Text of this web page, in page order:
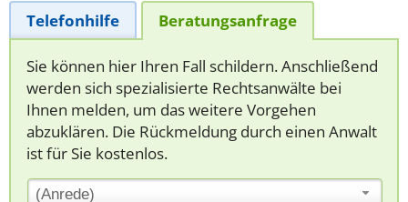
Telefonhilfe Beratungsanfrage
Sie können hier Ihren Fall schildern. Anschließend
werden sich spezialisierte Rechtsanwälte bei
Ihnen melden, um das weitere Vorgehen
abzuklären. Die Rückmeldung durch einen Anwalt
ist für Sie kostenlos.
(Anrede)